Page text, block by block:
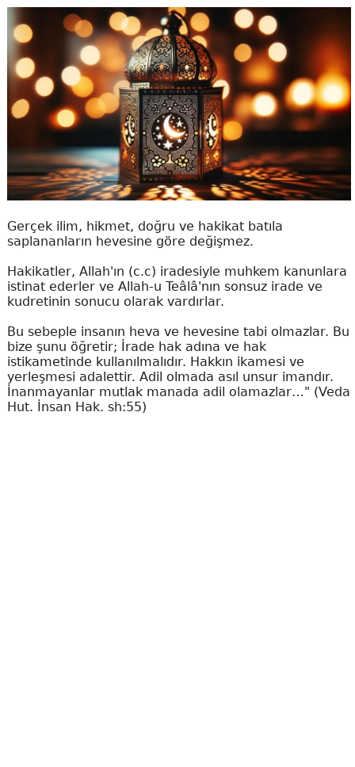
Gerçek ilim, hikmet, doğru ve hakikat batıla
saplananların hevesine göre değişmez.
Hakikatler, Allah'ın (c.c) iradesiyle muhkem kanunlara
istinat ederler ve Allah-u Teâlâ'nın sonsuz irade ve
kudretinin sonucu olarak vardırlar.
Bu sebeple insanın heva ve hevesine tabi olmazlar. Bu
bize şunu öğretir; İrade hak adına ve hak
istikametinde kullanılmalıdır. Hakkın ikamesi ve
yerleşmesi adalettir. Adil olmada asıl unsur imandır.
İnanmayanlar mutlak manada adil olamazlar…" (Veda
Hut. İnsan Hak. sh:55)